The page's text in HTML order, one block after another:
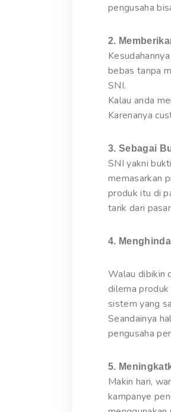
pengusaha
2.
bebas tanpa
SNI.
Kalau anda
Karenanya
3. Sebagai
SNI yakni
memasarkan
produk itu di
tarik dari
4.
Walau dibikin
dilema
sistem yang
Seandainya
pengusaha
5.
Makin hari,
kampanye